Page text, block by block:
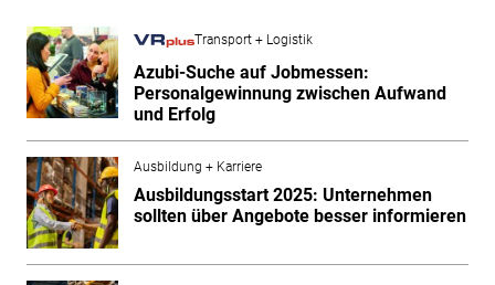
Transport + Logistik
Azubi-Suche auf Jobmessen:
Personalgewinnung zwischen Aufwand
und Erfolg
Ausbildung + Karriere
Ausbildungsstart 2025: Unternehmen
sollten über Angebote besser informieren